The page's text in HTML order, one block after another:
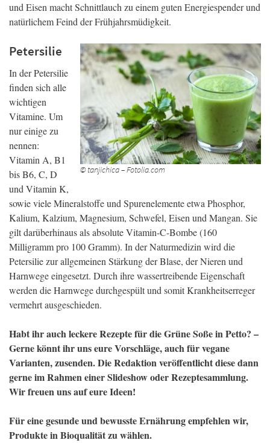
und Eisen macht Schnittlauch zu einem guten Energiespender und
natürlichem Feind der Frühjahrsmüdigkeit.
© tanjichica – Fotolia.com
Petersilie
In der Petersilie
finden sich alle
wichtigen
Vitamine. Um
nur einige zu
nennen:
Vitamin A, B1
bis B6, C, D
und Vitamin K,
sowie viele Mineralstoffe und Spurenelemente etwa Phosphor,
Kalium, Kalzium, Magnesium, Schwefel, Eisen und Mangan. Sie
gilt darüberhinaus als absolute Vitamin-C-Bombe (160
Milligramm pro 100 Gramm). In der Naturmedizin wird die
Petersilie zur allgemeinen Stärkung der Blase, der Nieren und
Harnwege eingesetzt. Durch ihre wassertreibende Eigenschaft
werden die Harnwege durchgespült und somit Krankheitserreger
vermehrt ausgeschieden.
Habt ihr auch leckere Rezepte für die Grüne Soße in Petto? –
Gerne könnt ihr uns eure Vorschläge, auch für vegane
Varianten, zusenden. Die Redaktion veröffentlicht diese dann
gerne im Rahmen einer Slideshow oder Rezeptesammlung.
Wir freuen uns auf eure Ideen!
Für eine gesunde und bewusste Ernährung empfehlen wir,
Produkte in Bioqualität zu wählen.